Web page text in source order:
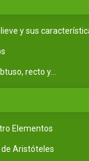
y sus
recto y...
Elementos
Aristóteles